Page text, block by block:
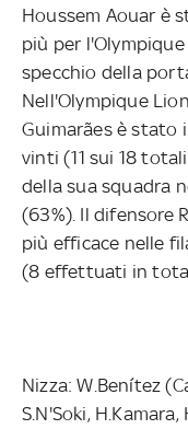
Houssem Aouar è
più per
specchio della
Nell'Olympique
Guimarães è stato
vinti (11 sui 18
della sua squadra
(63%). Il difensore
più efficace nelle
(8 effettuati in
Nizza: W.Benítez
S.N'Soki,